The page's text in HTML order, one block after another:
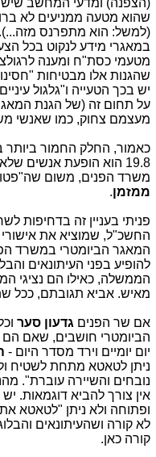
(הצפנה) ומדעי המחשב שיש
שהוא מטעה ממניעים לא
(למשל: הוא מתפרנס
במאגרי מידע לנקוט בכל
מטעמי כסת"ח ומענה
שהגנות אלו מבטיחות
יש בכך הטעייה ו"גלגול
על תחום זה (של הגנת
מעצמם צחוק, כמו שאנשי
כאמור, החלק החמור ביותר
19.8 הוא הופעת אנשים
משרד הפנים, משום
ממזמן.
פניתי בעניין זה בדחיפות
החשכ"ל, שמוציא את
המאגר הביומטרי במשרד
להופיע בפני העיתונאים
הממשלה, כאילו הם נציגי
מאיש. אביא תגובתם, ככל
אם שר הפנים גדעון סער
הביומטרי חושבים, שאם הם
יום יומיים וירד מסדר היום -
ניתן לטאטא מתחת לשטיח
נובחים והשיירה עוברת".
אין צורך להביא דוגמאות.
ופתוחה ולא ניתן "לטאטא
לא קורה ושהעיתונאים
קורה כאן.